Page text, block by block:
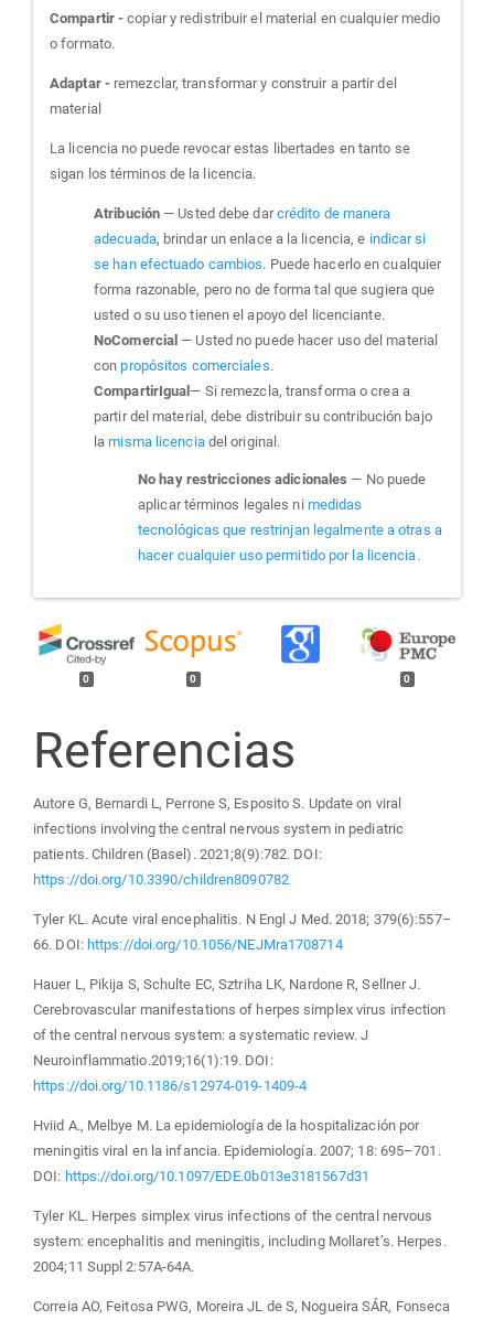
Compartir -copiar y redistribuir el material en cualquier medio
o formato.
Adaptar -remezclar, transformar y construir a partir del
material
La licencia no puede revocar estas libertades en tanto se
sigan los términos de la licencia.
Atribución — Usted debe darcrédito de manera
adecuada, brindar un enlace a la licencia, e indicar si
se han efectuado cambios. Puede hacerlo en cualquier
forma razonable, pero no de forma tal que sugiera que
usted o su uso tienen el apoyo del licenciante.
NoComercial — Usted no puede hacer uso del material
conpropósitos comerciales.
CompartirIgual — Si remezcla, transforma o crea a
partir del material, debe distribuir su contribución bajo
lamisma licenciadel original.
No hay restricciones adicionales — No puede
aplicar términos legales ni medidas
tecnológicas que restrinjan legalmente a otras a
hacer cualquier uso permitido por la licencia.
0 0 0
Referencias
Autore G, Bernardi L, Perrone S, Esposito S. Update on viral
infections involving the central nervous system in pediatric
patients. Children (Basel). 2021;8(9):782. DOI:
https://doi.org/10.3390/children8090782
Tyler KL. Acute viral encephalitis. N Engl J Med. 2018; 379(6):557–
66. DOI: https://doi.org/10.1056/NEJMra1708714
Hauer L, Pikija S, Schulte EC, Sztriha LK, Nardone R, Sellner J.
Cerebrovascular manifestations of herpes simplex virus infection
of the central nervous system: a systematic review. J
Neuroinflammatio.2019;16(1):19. DOI:
https://doi.org/10.1186/s12974-019-1409-4
Hviid A., Melbye M. La epidemiología de la hospitalización por
meningitis viral en la infancia. Epidemiología. 2007; 18: 695–701.
DOI: https://doi.org/10.1097/EDE.0b013e3181567d31
Tyler KL. Herpes simplex virus infections of the central nervous
system: encephalitis and meningitis, including Mollaret’s. Herpes.
2004;11 Suppl 2:57A-64A.
Correia AO, Feitosa PWG, Moreira JL de S, Nogueira SÁR, Fonseca